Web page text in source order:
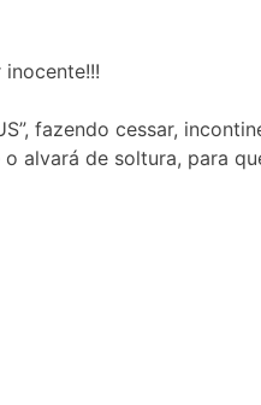
fazendo cessar,
alvará de soltura, para